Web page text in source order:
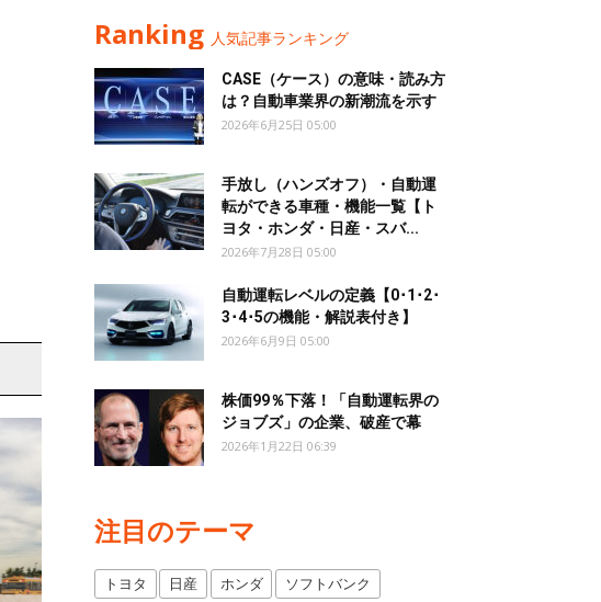
Ranking 人気記事ランキング
CASE（ケース）の意味・読み方
は？自動車業界の新潮流を示す
2026年6月25日 05:00
手放し（ハンズオフ）・自動運
転ができる車種・機能一覧【ト
ヨタ・ホンダ・日産・スバ...
2026年7月28日 05:00
自動運転レベルの定義【0･1･2･
3･4･5の機能・解説表付き】
2026年6月9日 05:00
株価99％下落！「自動運転界の
ジョブズ」の企業、破産で幕
2026年1月22日 06:39
注目のテーマ
トヨタ 日産 ホンダ ソフトバンク